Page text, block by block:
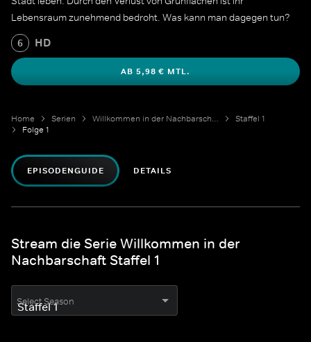
Lebensraum zunehmend bedroht. Was kann man dagegen tun?
6 HD
AB 5,98 € MTL.
Home Serien Willkommen in der Nachbarschaft
Staffel 1
Folge 1
EPISODENGUIDE DETAILS
Stream die Serie Willkommen in der
Nachbarschaft Staffel 1
Select Season